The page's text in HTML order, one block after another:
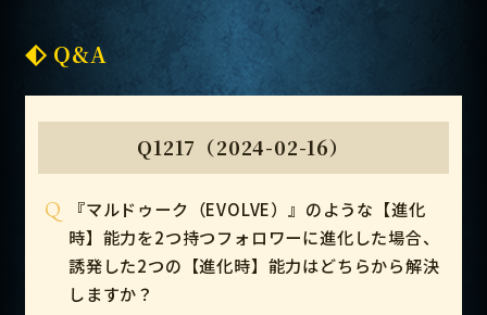
Q&A
Q1217（2024-02-16）
Q
『マルドゥーク（EVOLVE）』のような【進化
時】能力を2つ持つフォロワーに進化した場合、
誘発した2つの【進化時】能力はどちらから解決
しますか？